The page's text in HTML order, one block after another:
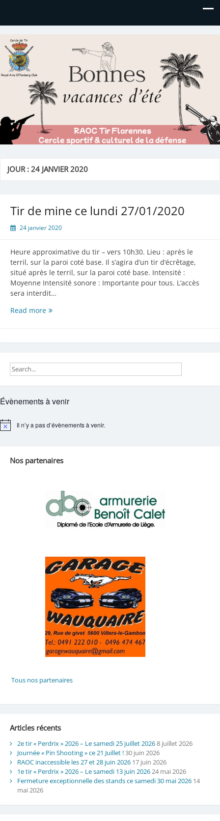
Royal AOC Florennes
Section TIR de l'AVIA
JOUR :24 JANVIER 2020
Tir de mine ce lundi 27/01/2020
24 janvier 2020
Heure approximative du tir – vers 10h30. Lieu : après le
terril, sur la paroi coté base. Il s’agira d’un tir d’écrêtage,
situé après le terril, sur la paroi coté base. Intensité :
Moyenne Intensité sonore : Importante pour tous. L’accès
sera interdit…
Read moreTir
ce
27/01/2020
Évènements à venir
Notice Il n’y a pas d’évènements à venir.
Nos partenaires
Tous nos partenaires
Articles récents
2e tir « Perdrix » 2026 – Le samedi 25 juillet 20268 juillet 2026
Journée « Pin Shooting » ce 21 Juillet !30 juin 2026
RAOC inaccessible les 27 et 28 juin 2026 17 juin 2026
1e tir « Perdrix » 2026 – Le samedi 13 juin 202624 mai 2026
Fermeture exceptionnelle des stands ce samedi 30 mai 2026 14
mai 2026